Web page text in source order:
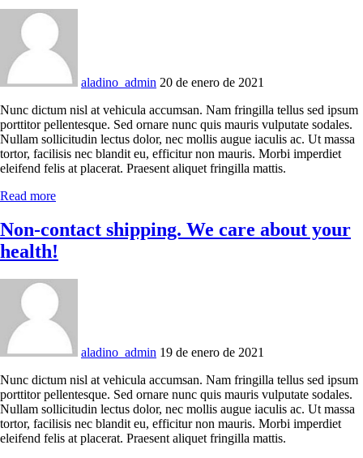
aladino_admin 20 de enero de 2021
Nunc dictum nisl at vehicula accumsan. Nam fringilla tellus sed ipsum
porttitor pellentesque. Sed ornare nunc quis mauris vulputate sodales.
Nullam sollicitudin lectus dolor, nec mollis augue iaculis ac. Ut massa
tortor, facilisis nec blandit eu, efficitur non mauris. Morbi imperdiet
eleifend felis at placerat. Praesent aliquet fringilla mattis.
Read more
Non-contact shipping. We care about your
health!
aladino_admin 19 de enero de 2021
Nunc dictum nisl at vehicula accumsan. Nam fringilla tellus sed ipsum
porttitor pellentesque. Sed ornare nunc quis mauris vulputate sodales.
Nullam sollicitudin lectus dolor, nec mollis augue iaculis ac. Ut massa
tortor, facilisis nec blandit eu, efficitur non mauris. Morbi imperdiet
eleifend felis at placerat. Praesent aliquet fringilla mattis.